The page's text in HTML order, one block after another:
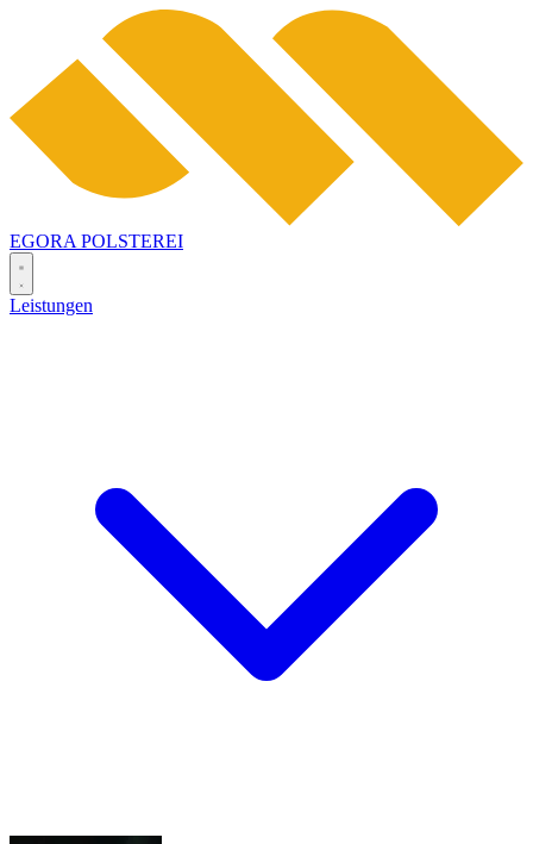
EGORA POLSTEREI
Leistungen